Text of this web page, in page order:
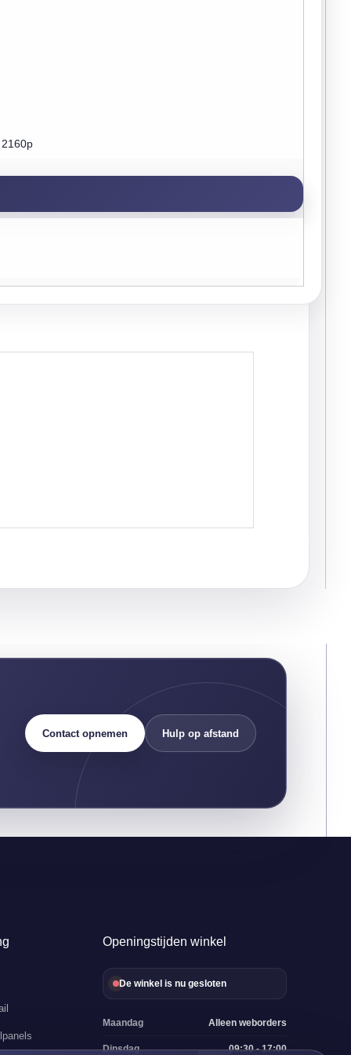
Contact opnemen Hulp op afstand
Openingstijden winkel
De winkel is nu gesloten
Maandag Alleen weborders
Dinsdag 09:30 - 17:00